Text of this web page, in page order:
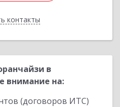
контакты
в
внимание на:
(договоров ИТС)